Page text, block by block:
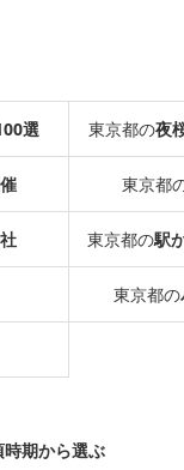
選 東京都の夜
東京都
東京都の駅
東京都の
時期から選ぶ